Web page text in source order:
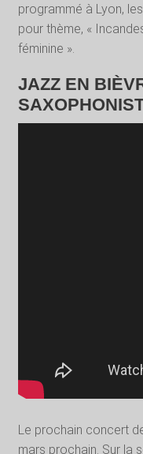
programmé à Lyon,
pour thème, «
féminine ».
JAZZ EN
Le prochain concert
mars prochain. Sur la